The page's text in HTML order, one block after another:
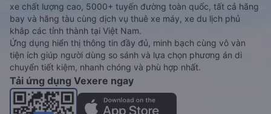
xe chất lượng cao, 5000+ tuyến đường toàn quốc, tất cả hãng
bay và hãng tàu cùng dịch vụ thuê xe máy, xe du lịch phủ
khắp các tỉnh thành tại Việt Nam.
Ứng dụng hiển thị thông tin đầy đủ, minh bạch cùng vô vàn
tiện ích giúp người dùng so sánh và lựa chọn phương án di
chuyển tiết kiệm, nhanh chóng và phù hợp nhất.
Tải ứng dụng Vexere ngay